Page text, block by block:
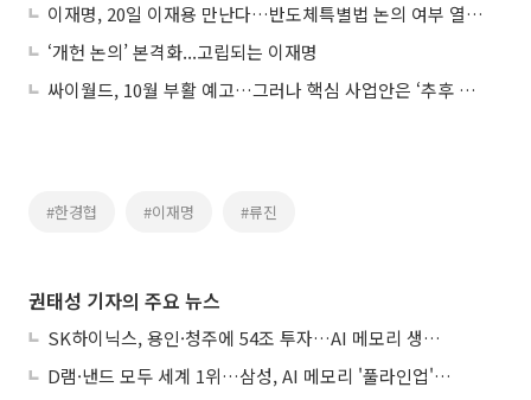
이재명, 20일 이재용 만난다…반도체특별법 논의 여부 열어둬
‘개헌 논의’ 본격화...고립되는 이재명
싸이월드, 10월 부활 예고…그러나 핵심 사업안은 ‘추후 공개’
#한경협 #이재명 #류진
권태성 기자의 주요 뉴스
SK하이닉스, 용인·청주에 54조 투자…AI 메모리 생산기지 키운다
D램·낸드 모두 세계 1위…삼성, AI 메모리 '풀라인업'으로 승부